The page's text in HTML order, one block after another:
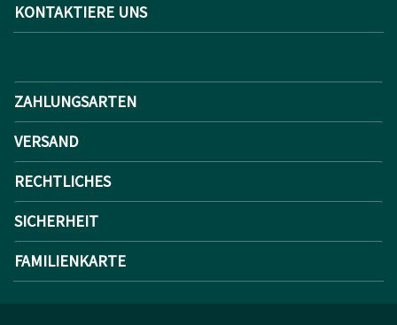
KONTAKTIERE UNS
ZAHLUNGSARTEN
VERSAND
RECHTLICHES
SICHERHEIT
FAMILIENKARTE